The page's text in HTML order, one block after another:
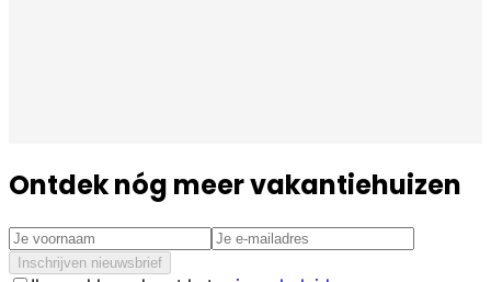
Ontdek nóg meer vakantiehuizen
Inschrijven nieuwsbrief